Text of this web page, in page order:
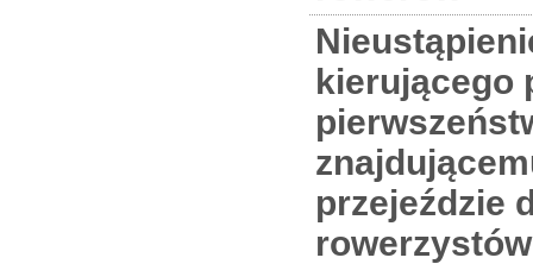
kierującego
przejeździe
rowerzystów